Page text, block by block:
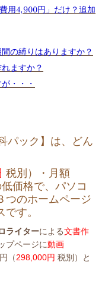
用4,900円」だけ？追加
の縛りはありますか？
ますか？
・・・
パック】は、どん
税別）・月額
価格で、パソコ
つのホームページ
す。
ライターによる文書作
プページに動画
（298,000円 税別）と